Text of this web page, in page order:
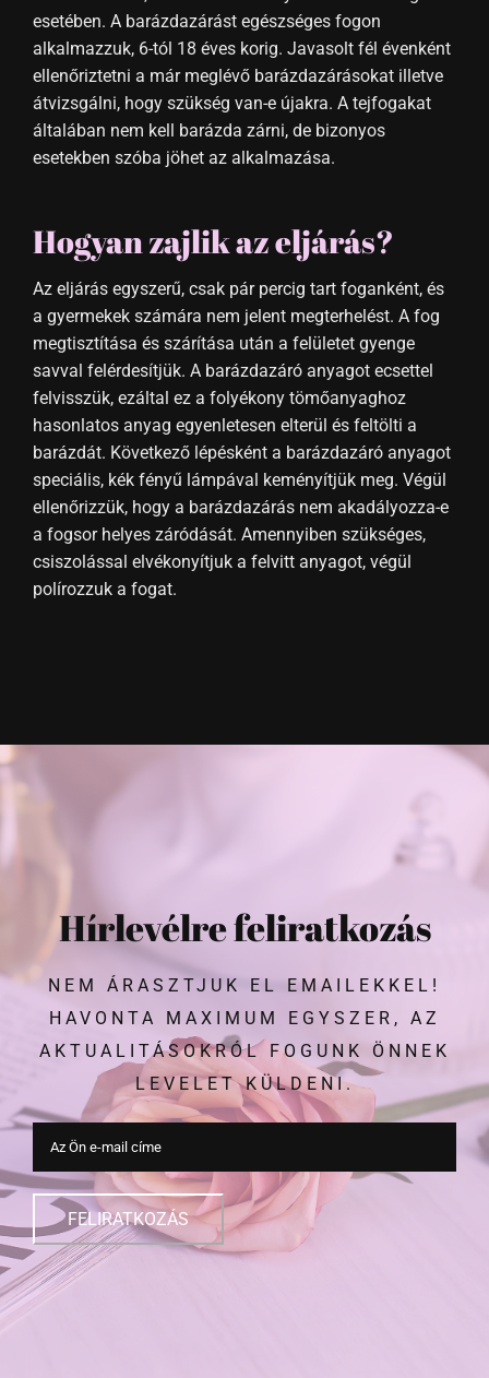
esetében. A barázdazárást egészséges fogon
alkalmazzuk, 6-tól 18 éves korig. Javasolt fél évenként
ellenőriztetni a már meglévő barázdazárásokat illetve
átvizsgálni, hogy szükség van-e újakra. A tejfogakat
általában nem kell barázda zárni, de bizonyos
esetekben szóba jöhet az alkalmazása.
Hogyan zajlik az eljárás?
Az eljárás egyszerű, csak pár percig tart foganként, és
a gyermekek számára nem jelent megterhelést. A fog
megtisztítása és szárítása után a felületet gyenge
savval felérdesítjük. A barázdazáró anyagot ecsettel
felvisszük, ezáltal ez a folyékony tömőanyaghoz
hasonlatos anyag egyenletesen elterül és feltölti a
barázdát. Következő lépésként a barázdazáró anyagot
speciális, kék fényű lámpával keményítjük meg. Végül
ellenőrizzük, hogy a barázdazárás nem akadályozza-e
a fogsor helyes záródását. Amennyiben szükséges,
csiszolással elvékonyítjuk a felvitt anyagot, végül
polírozzuk a fogat.
Hírlevélre feliratkozás
NEM ÁRASZTJUK EL EMAILEKKEL!
HAVONTA MAXIMUM EGYSZER, AZ
AKTUALITÁSOKRÓL FOGUNK ÖNNEK
LEVELET KÜLDENI.